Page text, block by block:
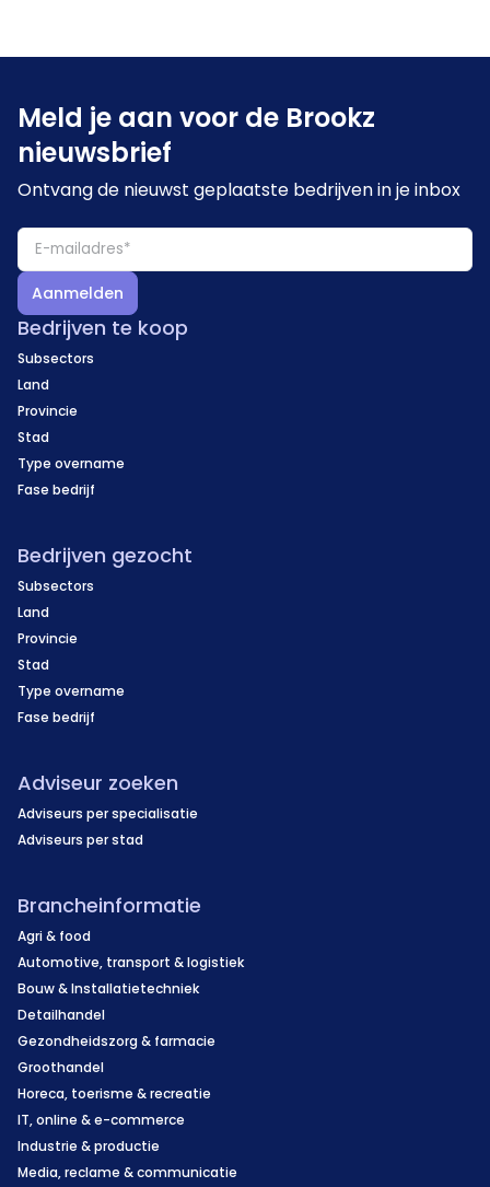
Meld je aan voor de Brookz
nieuwsbrief
Ontvang de nieuwst geplaatste bedrijven in je inbox
Aanmelden
Bedrijven te koop
Subsectors
Land
Provincie
Stad
Type overname
Fase bedrijf
Bedrijven gezocht
Subsectors
Land
Provincie
Stad
Type overname
Fase bedrijf
Adviseur zoeken
Adviseurs per specialisatie
Adviseurs per stad
Brancheinformatie
Agri & food
Automotive, transport & logistiek
Bouw & Installatietechniek
Detailhandel
Gezondheidszorg & farmacie
Groothandel
Horeca, toerisme & recreatie
IT, online & e-commerce
Industrie & productie
Media, reclame & communicatie